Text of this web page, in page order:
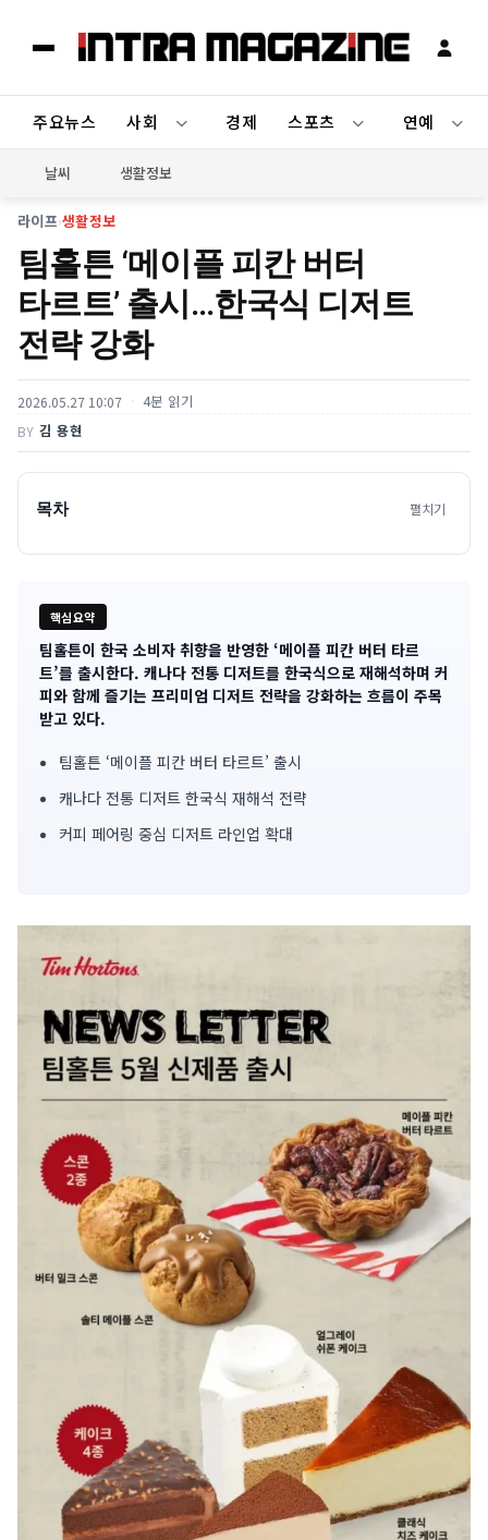
주요뉴스 사회 경제 스포츠 연예
날씨 생활정보
라이프›생활정보
팀홀튼 ‘메이플 피칸 버터
타르트’ 출시…한국식 디저트
전략 강화
2026.05.27 10:07 4분 읽기
BY 김 용현
목차 펼치기
핵심요약
기
사
팀홀튼이 한국 소비자 취향을 반영한 ‘메이플 피칸 버터 타르
트’를 출시한다. 캐나다 전통 디저트를 한국식으로 재해석하며 커
피와 함께 즐기는 프리미엄 디저트 전략을 강화하는 흐름이 주목
받고 있다.
팀홀튼 ‘메이플 피칸 버터 타르트’ 출시
캐나다 전통 디저트 한국식 재해석 전략
커피 페어링 중심 디저트 라인업 확대